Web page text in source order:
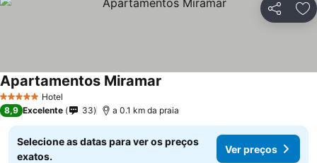
Partilhar
5 Estrelas Hotel
Apartamentos Miramar
8,9 Excelente 33 a 0.1 km da praia
Selecione as datas para ver os preços
exatos.
Ver preços